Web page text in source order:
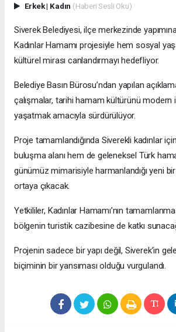
Erkek| Kadın (Haberi Sesli Oku)
Siverek Belediyesi, ilçe merkezinde
Kadınlar Hamamı projesiyle hem sosyal
kültürel mirası canlandırmayı hedefliyor.
Belediye Basın Bürosu’ndan yapılan
çalışmalar, tarihi hamam kültürünü modern
yaşatmak amacıyla sürdürülüyor.
Proje tamamlandığında Siverekli kadınlar
buluşma alanı hem de geleneksel Türk
günümüz mimarisiyle harmanlandığı yeni
ortaya çıkacak.
Yetkililer, Kadınlar Hamamı’nın
bölgenin turistik cazibesine de katkı
Projenin sadece bir yapı değil, Siverek’in
biçiminin bir yansıması olduğu vurgulandı.